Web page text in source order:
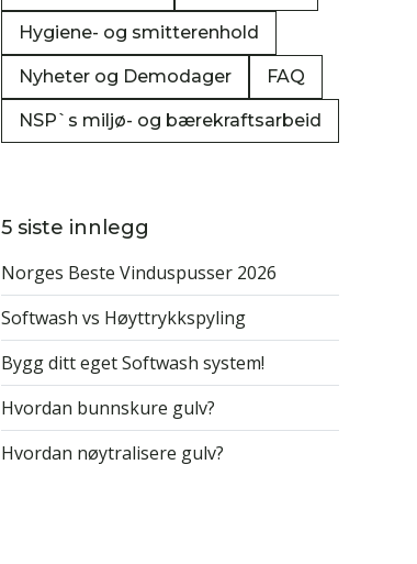
Hygiene- og smitterenhold
Nyheter og Demodager FAQ
NSP`s miljø- og bærekraftsarbeid
5 siste innlegg
Norges Beste Vinduspusser 2026
Softwash vs Høyttrykkspyling
Bygg ditt eget Softwash system!
Hvordan bunnskure gulv?
Hvordan nøytralisere gulv?